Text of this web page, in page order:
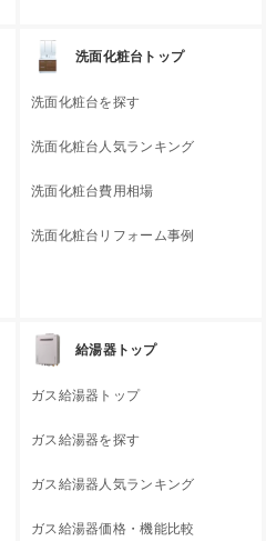
洗面化粧台トップ
洗面化粧台を探す
洗面化粧台人気ランキング
洗面化粧台費用相場
洗面化粧台リフォーム事例
給湯器トップ
ガス給湯器トップ
ガス給湯器を探す
ガス給湯器人気ランキング
ガス給湯器価格・機能比較